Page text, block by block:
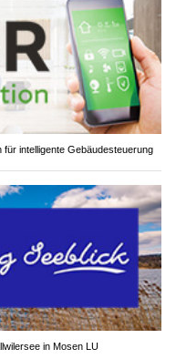
intelligente Gebäudesteuerung
in Mosen LU